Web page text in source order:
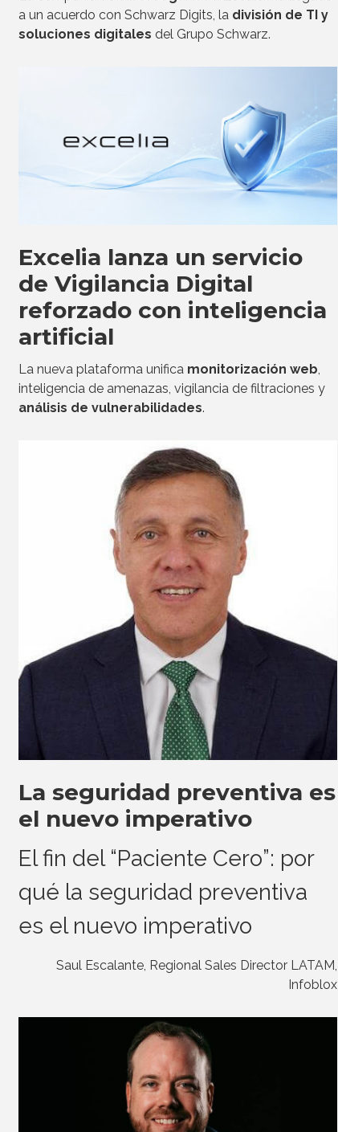
a un acuerdo con Schwarz Digits, la división de TI y
soluciones digitales del Grupo Schwarz.
Excelia lanza un servicio
de Vigilancia Digital
reforzado con inteligencia
artificial
La nueva plataforma unifica monitorización web,
inteligencia de amenazas, vigilancia de filtraciones y
análisis de vulnerabilidades.
La seguridad preventiva es
el nuevo imperativo
El fin del “Paciente Cero”: por
qué la seguridad preventiva
es el nuevo imperativo
Saul Escalante, Regional Sales Director LATAM,
Infoblox